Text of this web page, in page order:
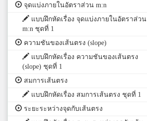
จุดแบ่งภายในอัตราส่วน m:n
แบบฝึกหัดเรื่อง จุดแบ่งภายในอัตราส่วน
m:n ชุดที่ 1
ความชันของเส้นตรง (slope)
แบบฝึกหัดเรื่อง ความชันของเส้นตรง
(slope) ชุดที่ 1
สมการเส้นตรง
แบบฝึกหัดเรื่อง สมการเส้นตรง ชุดที่ 1
ระยะระหว่างจุดกับเส้นตรง